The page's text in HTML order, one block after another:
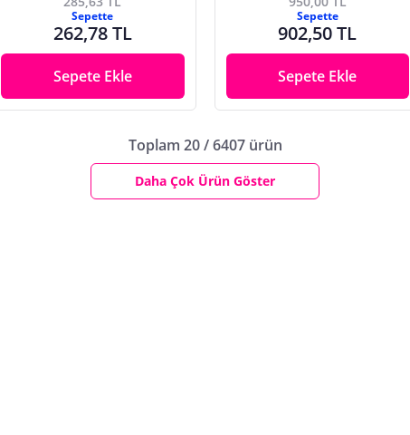
Sepette
262,78 TL
Sepete Ekle
Sepette
902,50 TL
Sepete Ekle
Toplam 20 / 6407 ürün
Daha Çok Ürün Göster